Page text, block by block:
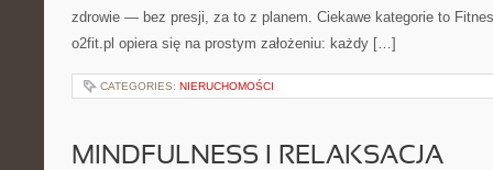
zdrowie — bez presji, za to z planem. Ciekawe kategorie to
o2fit.pl opiera się na prostym założeniu: każdy […]
CATEGORIES: NIERUCHOMOŚCI
MINDFULNESS I RELAKSACJA